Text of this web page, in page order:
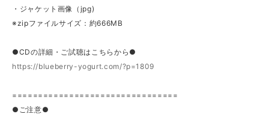
・ジャケット画像（jpg)
※zipファイルサイズ：約666MB
●CDの詳細・ご試聴はこちらから●
https://blueberry-yogurt.com/?p=1809
================================
●ご注意●